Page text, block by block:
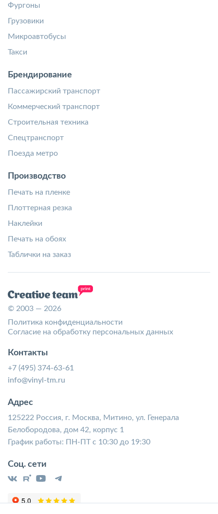
Фургоны
Грузовики
Микроавтобусы
Такси
Брендирование
Пассажирский транспорт
Коммерческий транспорт
Строительная техника
Спецтранспорт
Поезда метро
Производство
Печать на пленке
Плоттерная резка
Наклейки
Печать на обоях
Таблички на заказ
© 2003 — 2026
Политика конфиденциальности
Согласие на обработку персональных данных
Контакты
+7 (495) 374-63-61
info@vinyl-tm.ru
Адрес
125222 Россия, г. Москва, Митино, ул. Генерала
Белобородова, дом 42, корпус 1
График работы: ПН-ПТ с 10:30 до 19:30
Соц. сети